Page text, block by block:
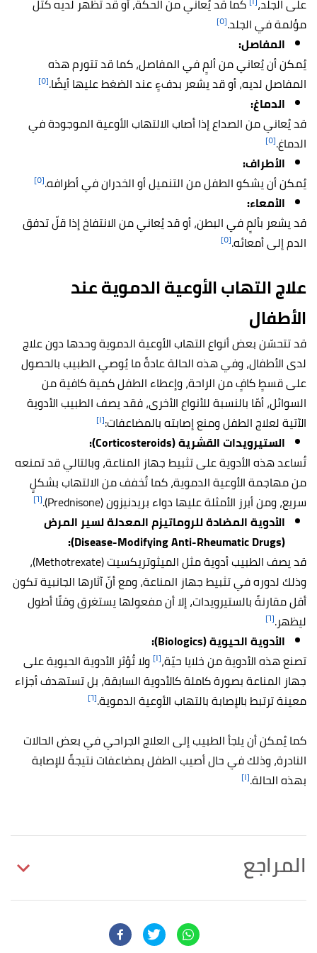
على الجلد، كما قد يُعاني من الحكة، أو قد تظهر لديه كتلٌ
مؤلمة في الجلد.[٥]
المفاصل:
يُمكن أن يُعاني من ألمٍ في المفاصل، كما قد تتورم هذه
المفاصل لديه، أو قد يشعر بدفءٍ عند الضغط عليها أيضًا.[٥]
الدماغ:
قد يُعاني من الصداع إذا أصاب الالتهاب الأوعية الموجودة في
الدماغ.[٥]
الأطراف:
يُمكن أن يشكو الطفل من التنميل أو الخدران في أطرافه.[٥]
الأمعاء:
قد يشعر بألمٍ في البطن، أو قد يُعاني من الانتفاخ إذا قلّ تدفق
الدم إلى أمعائه.[٥]
علاج التهاب الأوعية الدموية عند
الأطفال
قد تتحسّن بعض أنواع التهاب الأوعية الدموية وحدها دون علاج
لدى الأطفال، وفي هذه الحالة عادةً ما يُوصي الطبيب بالحصول
على قسطٍ كافٍ من الراحة، وإعطاء الطفل كمية كافية من
السوائل، أمّا بالنسبة للأنواع الأخرى، فقد يصف الطبيب الأدوية
الآتية لعلاج الطفل ومنع إصابته بالمضاعفات:[١]
الستيرويدات القشرية (Corticosteroids):
تُساعد هذه الأدوية على تثبيط جهاز المناعة، وبالتالي قد تمنعه
من مهاجمة الأوعية الدموية، كما تُخفف من الالتهاب بشكلٍ
سريع، ومن أبرز الأمثلة عليها دواء بريدنيزون (Prednisone).
[٦]
الأدوية المضادة للروماتيزم المعدلة لسير المرض
(Disease-Modifying Anti-Rheumatic Drugs):
قد يصف الطبيب أدوية مثل الميثوتريكسيت (Methotrexate)،
وذلك لدوره في تثبيط جهاز المناعة، ومع أنّ آثارها الجانبية تكون
أقل مقارنةً بالستيرويدات، إلا أن مفعولها يستغرق وقتًا أطول
ليظهر.[٦]
الأدوية الحيوية (Biologics):
تصنع هذه الأدوية من خلايا حيّة،[١] ولا تُؤثر الأدوية الحيوية على
جهاز المناعة بصورة كاملة كالأدوية السابقة، بل تستهدف أجزاء
معينة ترتبط بالإصابة بالتهاب الأوعية الدموية.[٦]
كما يُمكن أن يلجأ الطبيب إلى العلاج الجراحي في بعض الحالات
النادرة، وذلك في حال أصيب الطفل بمضاعفات نتيجةً للإصابة
بهذه الحالة.[١]
المراجع
Retrieved 5/9/2023. Edited.